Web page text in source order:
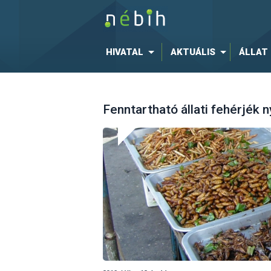
HIVATAL AKTUÁLIS ÁLLAT
Fenntartható állati fehérjék